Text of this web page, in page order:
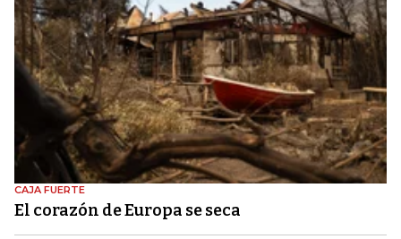
CAJA FUERTE
El corazón de Europa se seca